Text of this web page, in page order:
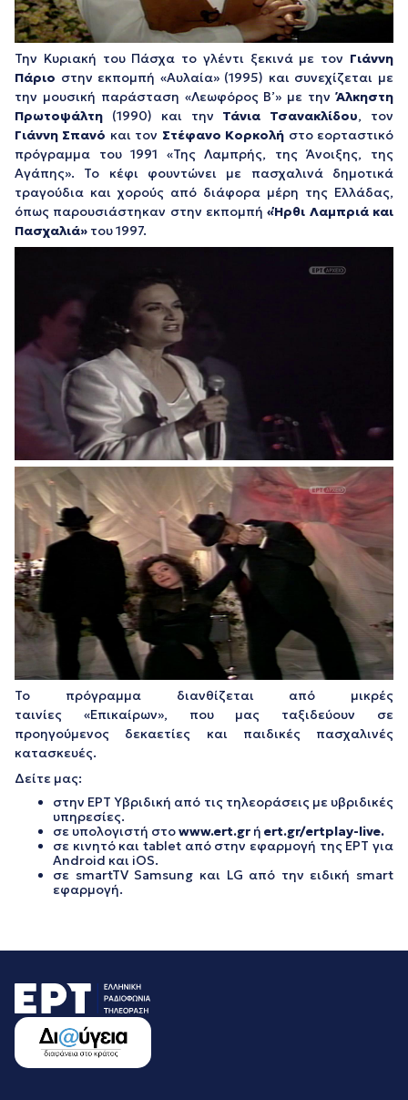
Την Κυριακή του Πάσχα το γλέντι ξεκινά με τον Γιάννη
Πάριο στην εκπομπή «Αυλαία» (1995) και συνεχίζεται με
την μουσική παράσταση «Λεωφόρος Β’» με τηνΆλκηστη
Πρωτοψάλτη (1990) και την Τάνια Τσανακλίδου, τον
Γιάννη Σπανό και τον Στέφανο Κορκολή στο εορταστικό
πρόγραμμα του 1991 «Της Λαμπρής, της Άνοιξης, της
Αγάπης». Το κέφι φουντώνει με πασχαλινά δημοτικά
τραγούδια και χορούς από διάφορα μέρη της Ελλάδας,
όπως παρουσιάστηκαν στην εκπομπή«Ήρθι Λαμπριά και
Πασχαλιά» του 1997.
Το πρόγραμμα διανθίζεται από μικρές
ταινίες «Επικαίρων», που μας ταξιδεύουν σε
προηγούμενος δεκαετίες και παιδικές πασχαλινές
κατασκευές.
Δείτε μας:
στην ΕΡΤ Υβριδική από τις τηλεοράσεις με υβριδικές
υπηρεσίες.
σε υπολογιστή στοwww.ert.gr ή ert.gr/ertplay-live.
σε κινητό και tablet από στην εφαρμογή της ΕΡΤ για
Android και iOS.
σε smartTV Samsung και LG από την ειδική smart
εφαρμογή.